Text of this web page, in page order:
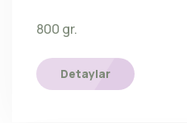
800 gr.
Detaylar